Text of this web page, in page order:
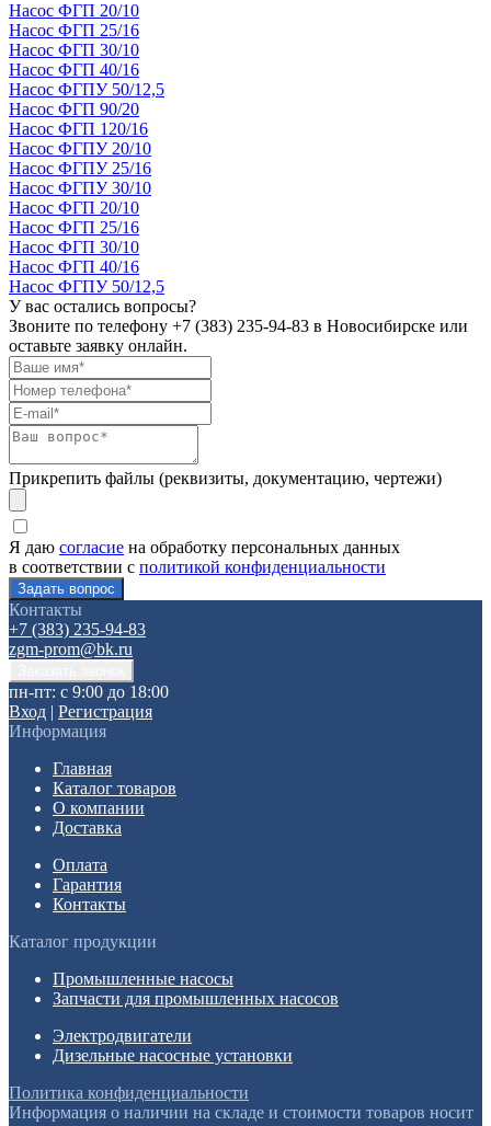
Насос ФГП 20/10
Насос ФГП 25/16
Насос ФГП 30/10
Насос ФГП 40/16
Насос ФГПУ 50/12,5
Насос ФГП 90/20
Насос ФГП 120/16
Насос ФГПУ 20/10
Насос ФГПУ 25/16
Насос ФГПУ 30/10
Насос ФГП 20/10
Насос ФГП 25/16
Насос ФГП 30/10
Насос ФГП 40/16
Насос ФГПУ 50/12,5
У вас остались вопросы?
Звоните по телефону +7 (383) 235-94-83 в Новосибирске или
оставьте заявку онлайн.
Прикрепить файлы (реквизиты, документацию, чертежи)
Я даю согласие на обработку персональных данных
в соответствии с политикой конфиденциальности
Контакты
+7 (383) 235-94-83
zgm-prom@bk.ru
пн-пт: с 9:00 до 18:00
Вход | Регистрация
Информация
Главная
Каталог товаров
О компании
Доставка
Оплата
Гарантия
Контакты
Каталог продукции
Промышленные насосы
Запчасти для промышленных насосов
Электродвигатели
Дизельные насосные установки
Политика конфиденциальности
Информация о наличии на складе и стоимости товаров носит